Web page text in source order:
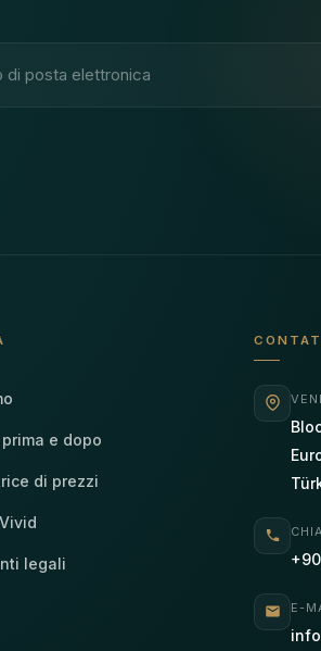
e dopo
di prezzi
legali
E-